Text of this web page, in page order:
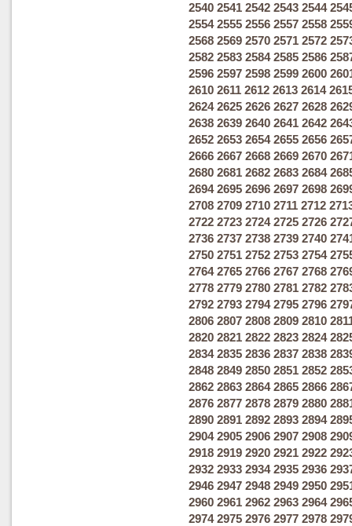
2540 2541 2542 2543 2544
2554 2555 2556 2557 2558
2568 2569 2570 2571 2572
2582 2583 2584 2585 2586
2596 2597 2598 2599 2600
2610 2611 2612 2613 2614
2624 2625 2626 2627 2628
2638 2639 2640 2641 2642
2652 2653 2654 2655 2656
2666 2667 2668 2669 2670
2680 2681 2682 2683 2684
2694 2695 2696 2697 2698
2708 2709 2710 2711 2712
2722 2723 2724 2725 2726
2736 2737 2738 2739 2740
2750 2751 2752 2753 2754
2764 2765 2766 2767 2768
2778 2779 2780 2781 2782
2792 2793 2794 2795 2796
2806 2807 2808 2809 2810
2820 2821 2822 2823 2824
2834 2835 2836 2837 2838
2848 2849 2850 2851 2852
2862 2863 2864 2865 2866
2876 2877 2878 2879 2880
2890 2891 2892 2893 2894
2904 2905 2906 2907 2908
2918 2919 2920 2921 2922
2932 2933 2934 2935 2936
2946 2947 2948 2949 2950
2960 2961 2962 2963 2964
2974 2975 2976 2977 2978